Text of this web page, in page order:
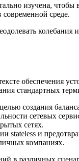
изучена,
современной среде.
обеспечения
стандартных
создания
сетевых
сетях.
stateless и
компаниях.